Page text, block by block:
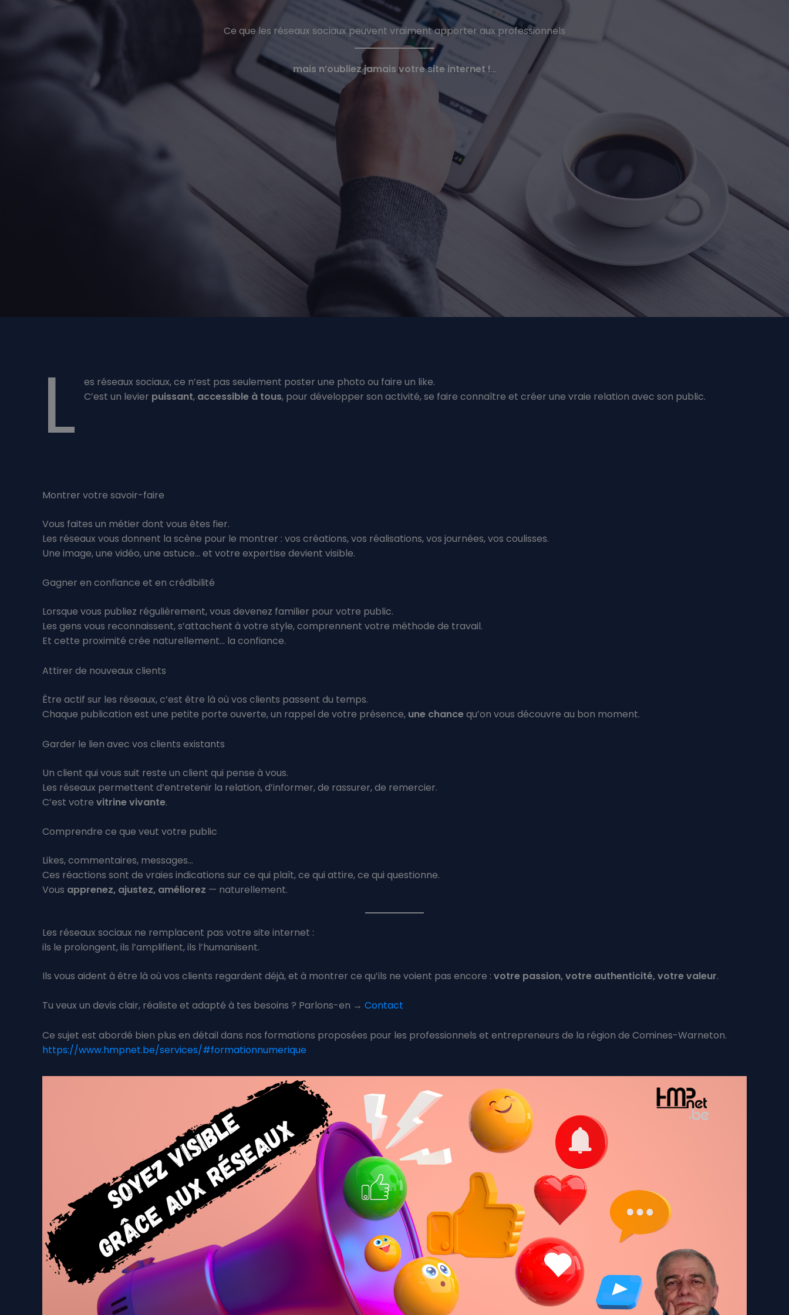
Ce que les réseaux sociaux peuvent vraiment apporter aux professionnels
mais n’oubliez jamais votre site internet !…
L
es réseaux sociaux, ce n’est pas seulement poster une photo ou faire un like.
C’est un levier puissant, accessible à tous, pour développer son activité, se faire connaître et créer une vraie relation avec son public.
Montrer votre savoir-faire
Vous faites un métier dont vous êtes fier.
Les réseaux vous donnent la scène pour le montrer : vos créations, vos réalisations, vos journées, vos coulisses.
Une image, une vidéo, une astuce… et votre expertise devient visible.
Gagner en confiance et en crédibilité
Lorsque vous publiez régulièrement, vous devenez familier pour votre public.
Les gens vous reconnaissent, s’attachent à votre style, comprennent votre méthode de travail.
Et cette proximité crée naturellement… la confiance.
Attirer de nouveaux clients
Être actif sur les réseaux, c’est être là où vos clients passent du temps.
Chaque publication est une petite porte ouverte, un rappel de votre présence, une chancequ’on vous découvre au bon moment.
Garder le lien avec vos clients existants
Un client qui vous suit reste un client qui pense à vous.
Les réseaux permettent d’entretenir la relation, d’informer, de rassurer, de remercier.
C’est votre vitrine vivante.
Comprendre ce que veut votre public
Likes, commentaires, messages…
Ces réactions sont de vraies indications sur ce qui plaît, ce qui attire, ce qui questionne.
Vous apprenez, ajustez, améliorez — naturellement.
Les réseaux sociaux ne remplacent pas votre site internet :
ils le prolongent, ils l’amplifient, ils l’humanisent.
Ils vous aident à être là où vos clients regardent déjà, et à montrer ce qu’ils ne voient pas encore : votre passion, votre authenticité, votre valeur.
Tu veux un devis clair, réaliste et adapté à tes besoins ? Parlons-en → Contact
Ce sujet est abordé bien plus en détail dans nos formations proposées pour les professionnels et entrepreneurs de la région de Comines-Warneton.
https://www.hmpnet.be/services/#formationnumerique